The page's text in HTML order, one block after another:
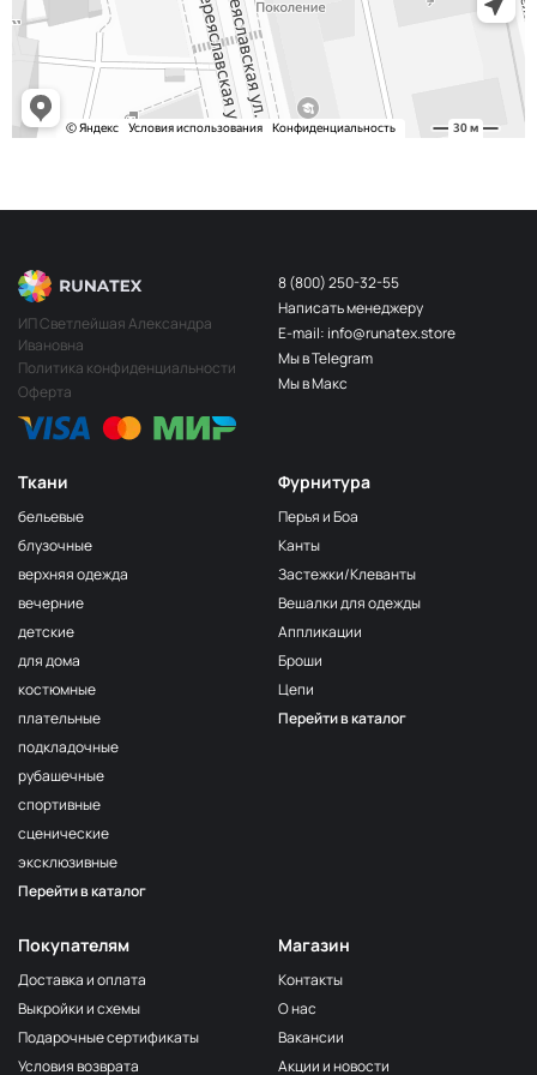
243/2
2Бл.Бирюзовый МП-20-243/2
S248
Св.Бирюза
2400000683254
203/3
3Т.Бирюзовый
МП-20-203/3
(Т.Бирюзовый)
МП-20-198
2Т.Бирюзовый
МП-20-203/2
1Св.Бирюзовый
Аквамарин(Т.Бирюзовый)
МП-20-245
F222/2
волна
МП-20-F222/2
МП-20-F222/3
F257 Аквамарин
МП-20-F257
203/1
1Т.Бирюзовый
F254 Лагуна
4Св.Бирюзовый
F224/2
2Океанская
309/1 1Т.Серый
МП-20-309/1
F206 Бл.Бирюза
МП-20-F206
F321/1 Океан
МП-20-F321/1
191/2
Ткани
бельевые
блузочные
верхняя одежда
вечерние
детские
для дома
костюмные
плательные
подкладочные
рубашечные
спортивные
сценические
эксклюзивные
Перейти в каталог
Фурнитура
Перья и Боа
Канты
Застежки/Клеванты
Вешалки для одежды
Аппликации
Броши
Цепи
Перейти в каталог
Покупателям
Доставка и оплата
Выкройки и схемы
Подарочные сертификаты
Условия возврата
Магазин
Контакты
О нас
Вакансии
Акции и новости
ИП Светлейшая Александра
Ивановна
Политика конфиденциальности
Оферта
8 (800) 250-32-55
Написать менеджеру
E-mail: info@runatex.store
Мы в Telegram
Мы в Макс